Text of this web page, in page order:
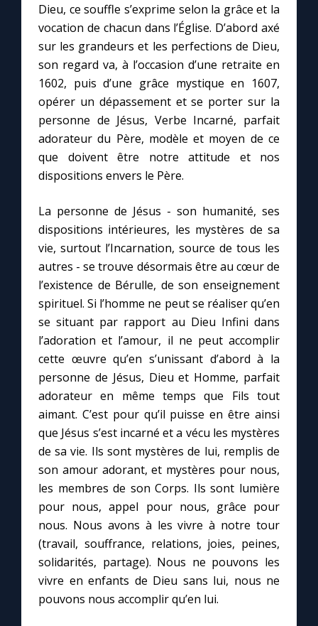
Une Minute avec Marie
Une neuvaine
À la une
1000 Raisons de Croire
Chapelet pour le monde
Contact
Faire un don
Marie de Nazareth
Dieu, ce souffle s’exprime selon la grâce et la
vocation de chacun dans l’Église. D’abord axé
sur les grandeurs et les perfections de Dieu,
son regard va, à l’occasion d’une retraite en
1602, puis d’une grâce mystique en 1607,
opérer un dépassement et se porter sur la
personne de Jésus, Verbe Incarné, parfait
adorateur du Père, modèle et moyen de ce
que doivent être notre attitude et nos
dispositions envers le Père.
La personne de Jésus - son humanité, ses
dispositions intérieures, les mystères de sa
vie, surtout l’Incarnation, source de tous les
autres - se trouve désormais être au cœur de
l’existence de Bérulle, de son enseignement
spirituel. Si l’homme ne peut se réaliser qu’en
se situant par rapport au Dieu Infini dans
l’adoration et l’amour, il ne peut accomplir
cette œuvre qu’en s’unissant d’abord à la
personne de Jésus, Dieu et Homme, parfait
adorateur en même temps que Fils tout
aimant. C’est pour qu’il puisse en être ainsi
que Jésus s’est incarné et a vécu les mystères
de sa vie. Ils sont mystères de lui, remplis de
son amour adorant, et mystères pour nous,
les membres de son Corps. Ils sont lumière
pour nous, appel pour nous, grâce pour
nous. Nous avons à les vivre à notre tour
(travail, souffrance, relations, joies, peines,
solidarités, partage). Nous ne pouvons les
vivre en enfants de Dieu sans lui, nous ne
pouvons nous accomplir qu’en lui.